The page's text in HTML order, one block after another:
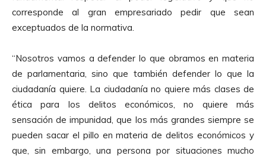
corresponde al gran empresariado pedir que sean
exceptuados de la normativa.
“Nosotros vamos a defender lo que obramos en materia
de parlamentaria, sino que también defender lo que la
ciudadanía quiere. La ciudadanía no quiere más clases de
ética para los delitos económicos, no quiere más
sensación de impunidad, que los más grandes siempre se
pueden sacar el pillo en materia de delitos económicos y
que, sin embargo, una persona por situaciones mucho